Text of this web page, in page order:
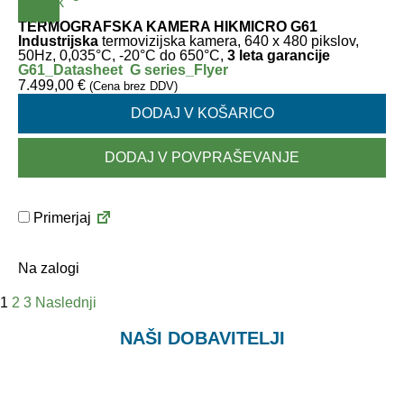
TERMOGRAFSKA KAMERA HIKMICRO G61
Industrijska termovizijska kamera, 640 x 480 pikslov,
50Hz, 0,035°C, -20°C do 650°C, 3 leta garancije
G61_Datasheet G series_Flyer
7.499,00 € (Cena brez DDV)
DODAJ V KOŠARICO
DODAJ V POVPRAŠEVANJE
Primerjaj
Na zalogi
1 2 3 Naslednji
NAŠI DOBAVITELJI